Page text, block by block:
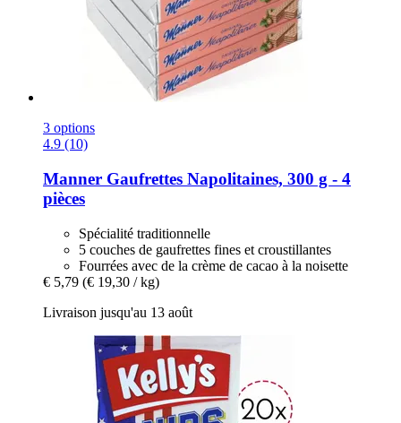
3 options
4.9 (10)
Manner Gaufrettes Napolitaines, 300 g -​ 4
pièces
Spécialité traditionnelle
5 couches de gaufrettes fines et croustillantes
Fourrées avec de la crème de cacao à la noisette
€ 5,79 (€ 19,30 / kg)
Livraison jusqu'au 13 août